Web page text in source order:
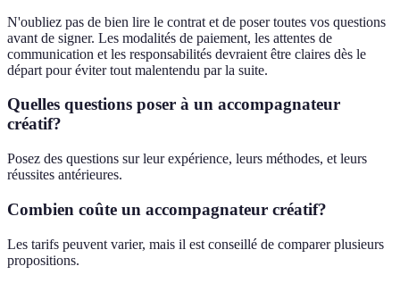
N'oubliez pas de bien lire le contrat et de poser toutes vos questions
avant de signer. Les modalités de paiement, les attentes de
communication et les responsabilités devraient être claires dès le
départ pour éviter tout malentendu par la suite.
Quelles questions poser à un accompagnateur
créatif?
Posez des questions sur leur expérience, leurs méthodes, et leurs
réussites antérieures.
Combien coûte un accompagnateur créatif?
Les tarifs peuvent varier, mais il est conseillé de comparer plusieurs
propositions.